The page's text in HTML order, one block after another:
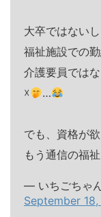
大卒ではないし
福祉施設での
介護要員では
☓
…
でも、資格が
もう通信の福
— いちごちゃ
September 18,